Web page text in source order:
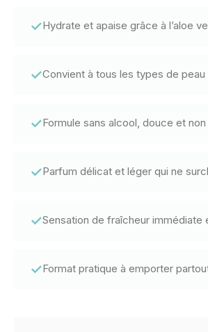
✓Hydrate et apaise grâce à l’aloe
✓Convient à tous les types de
✓Formule sans alcool, douce et
✓Parfum délicat et léger qui ne
✓Sensation de fraîcheur immédiate
✓Format pratique à emporter